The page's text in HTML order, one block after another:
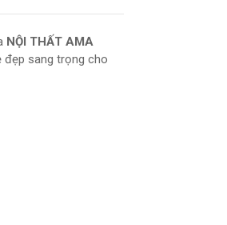
NỘI THẤT AMA
đẹp sang trọng cho